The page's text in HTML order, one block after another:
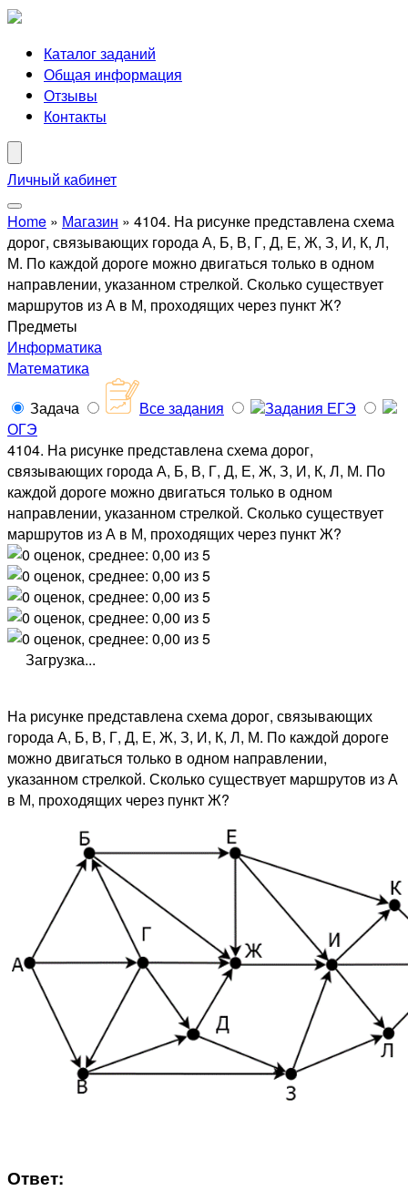
Каталог заданий
Общая информация
Отзывы
Контакты
Личный кабинет
Home » Магазин » 4104. На рисунке представлена схема
дорог, связывающих города А, Б, В, Г, Д, Е, Ж, З, И, К, Л,
М. По каждой дороге можно двигаться только в одном
направлении, указанном стрелкой. Сколько существует
маршрутов из А в М, проходящих через пункт Ж?
Предметы
Информатика
Математика
Задача
Все задания
Задания ЕГЭ
ОГЭ
4104. На рисунке представлена схема дорог,
связывающих города А, Б, В, Г, Д, Е, Ж, З, И, К, Л, М. По
каждой дороге можно двигаться только в одном
направлении, указанном стрелкой. Сколько существует
маршрутов из А в М, проходящих через пункт Ж?
Загрузка...
На рисунке представлена схема дорог, связывающих
города А, Б, В, Г, Д, Е, Ж, З, И, К, Л, М. По каждой дороге
можно двигаться только в одном направлении,
указанном стрелкой. Сколько существует маршрутов из А
в М, проходящих через пункт Ж?
Ответ: